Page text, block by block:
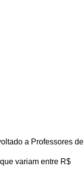
a Professores de
variam entre R$